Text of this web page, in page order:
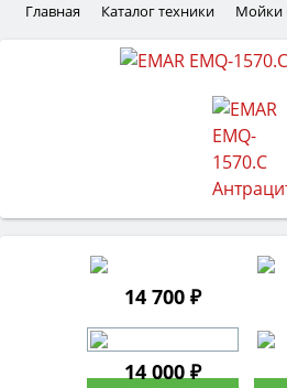
Главная Каталог техники Мойки
14 700 ₽
14 000 ₽